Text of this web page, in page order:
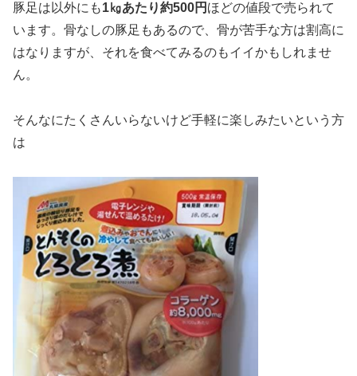
豚足は以外にも1㎏あたり約500円 ほどの値段で売られて
います。骨なしの豚足もあるので、骨が苦手な方は割高に
はなりますが、それを食べてみるのもイイかもしれませ
ん。
そんなにたくさんいらないけど手軽に楽しみたいという方
は